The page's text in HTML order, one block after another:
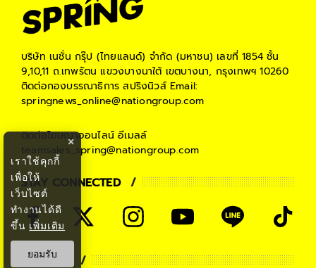
บริษัท เนชั่น กรุ๊ป (ไทยแลนด์) จำกัด (มหาชน) เลขที่ 1854 ชั้น
9,10,11 ถ.เทพรัตน แขวงบางนาใต้ เขตบางนา, กรุงเทพฯ 10260
ติดต่อกองบรรณาธิการ สปริงนิวส์Email:
springnews_online@nationgroup.com
ติดต่อโฆษณาออนไลน์ อีเมลล์
teamsales_spring@nationgroup.com
STAY CONNECTED
PARTNER
×
เราใช้คุกกี้
เพื่อให้
เว็บไซต์
ทำงานได้ดี
ขึ้น เพิ่มเติม
ยอมรับ